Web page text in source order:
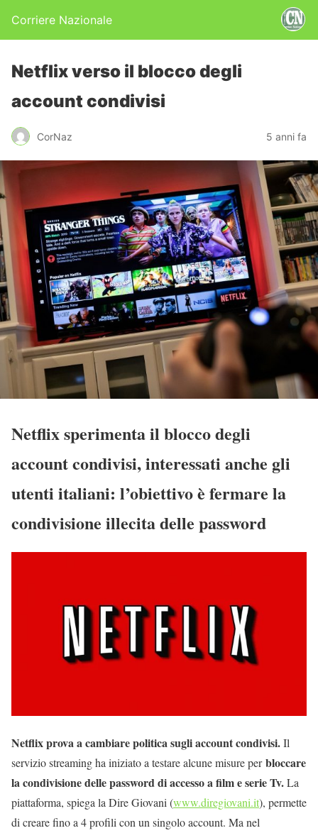
Corriere Nazionale
Netflix verso il blocco degli
account condivisi
CorNaz 5 anni fa
Netflix sperimenta il blocco degli
account condivisi, interessati anche gli
utenti italiani: l’obiettivo è fermare la
condivisione illecita delle password
Netflix prova a cambiare politica sugli account condivisi.Il
servizio streaming ha iniziato a testare alcune misure perbloccare
la condivisione delle password di accesso a film e serie Tv.La
piattaforma, spiega la Dire Giovani (www.diregiovani.it), permette
di creare fino a 4 profili con un singolo account. Ma nel